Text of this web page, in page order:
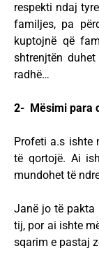
respekti ndaj
familjes, pa
kuptojnë që
shtrenjtën
radhë…
2- Mësimi para
Profeti a.s ishte
të qortojë. Ai
mundohet të
Janë jo të pakta
tij, por ai ishte
sqarim e pastaj